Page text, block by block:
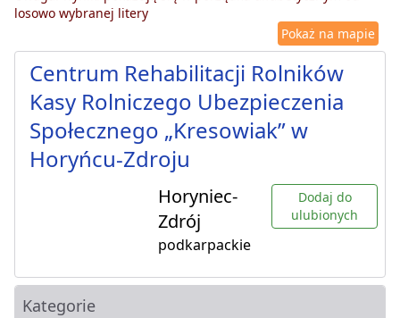
losowo wybranej litery
Pokaż na mapie
Centrum Rehabilitacji Rolników
Kasy Rolniczego Ubezpieczenia
Społecznego „Kresowiak” w
Horyńcu-Zdroju
Horyniec-
Zdrój
podkarpackie
Dodaj do
ulubionych
Kategorie